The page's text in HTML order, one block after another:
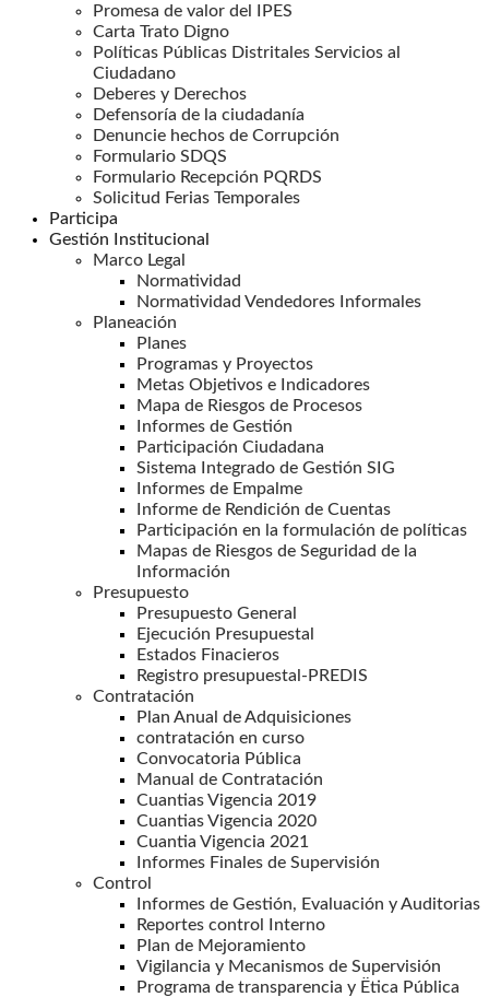
Promesa de valor del IPES
Carta Trato Digno
Políticas Públicas Distritales Servicios al
Ciudadano
Deberes y Derechos
Defensoría de la ciudadanía
Denuncie hechos de Corrupción
Formulario SDQS
Formulario Recepción PQRDS
Solicitud Ferias Temporales
Participa
Gestión Institucional
Marco Legal
Normatividad
Normatividad Vendedores Informales
Planeación
Planes
Programas y Proyectos
Metas Objetivos e Indicadores
Mapa de Riesgos de Procesos
Informes de Gestión
Participación Ciudadana
Sistema Integrado de Gestión SIG
Informes de Empalme
Informe de Rendición de Cuentas
Participación en la formulación de políticas
Mapas de Riesgos de Seguridad de la
Información
Presupuesto
Presupuesto General
Ejecución Presupuestal
Estados Finacieros
Registro presupuestal-PREDIS
Contratación
Plan Anual de Adquisiciones
contratación en curso
Convocatoria Pública
Manual de Contratación
Cuantias Vigencia 2019
Cuantias Vigencia 2020
Cuantia Vigencia 2021
Informes Finales de Supervisión
Control
Informes de Gestión, Evaluación y Auditorias
Reportes control Interno
Plan de Mejoramiento
Vigilancia y Mecanismos de Supervisión
Programa de transparencia y Ëtica Pública